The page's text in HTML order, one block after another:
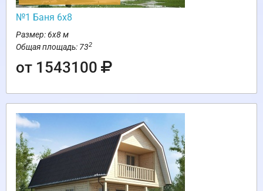
№1 Баня 6х8
Размер: 6х8 м
Общая площадь: 732
от 1543100